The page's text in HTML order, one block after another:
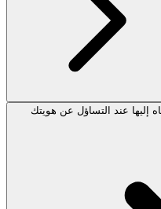
إليها عند التساؤل عن هويتك